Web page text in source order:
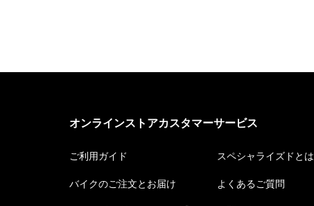
オンラインストアカスタマーサービス
ご利用ガイド
バイクのご注文とお届け
スペシャライズドとは
よくあるご質問